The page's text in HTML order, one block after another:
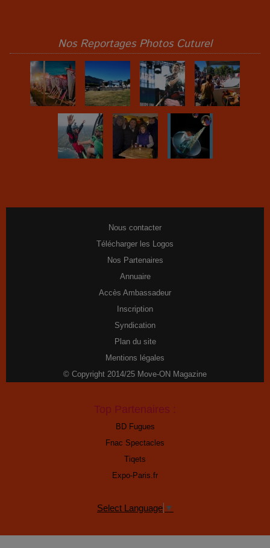
Nos Reportages Photos Cuturel
Nous contacter
Télécharger les Logos
Nos Partenaires
Annuaire
Accès Ambassadeur
Inscription
Syndication
Plan du site
Mentions légales
© Copyright 2014/25 Move-ON Magazine
BD Fugues
Fnac Spectacles
Tiqets
Expo-Paris.fr
Select Language ▼